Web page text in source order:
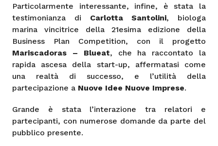
Particolarmente interessante, infine, è stata la
testimonianza di Carlotta Santolini, biologa
marina vincitrice della 21esima edizione della
Business Plan Competition, con il progetto
Mariscadoras – Blueat, che ha raccontato la
rapida ascesa della start-up, affermatasi come
una realtà di successo, e l’utilità della
partecipazione a Nuove Idee Nuove Imprese.
Grande è stata l’interazione tra relatori e
partecipanti, con numerose domande da parte del
pubblico presente.